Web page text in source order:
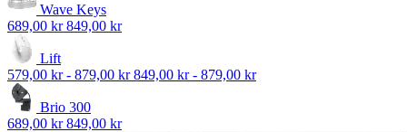
Wave Keys
689,00 kr 849,00 kr
Lift
579,00 kr- 879,00 kr 849,00 kr- 879,00 kr
Brio 300
689,00 kr 849,00 kr